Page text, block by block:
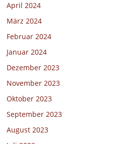
April 2024
März 2024
Februar 2024
Januar 2024
Dezember 2023
November 2023
Oktober 2023
September 2023
August 2023